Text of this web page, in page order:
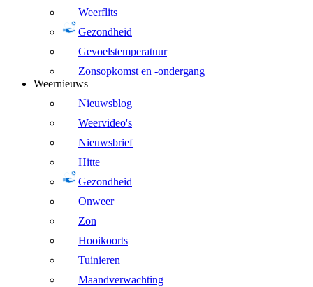
Weerflits
Gezondheid
Gevoelstemperatuur
Zonsopkomst en -ondergang
Weernieuws
Nieuwsblog
Weervideo's
Nieuwsbrief
Hitte
Gezondheid
Onweer
Zon
Hooikoorts
Tuinieren
Maandverwachting